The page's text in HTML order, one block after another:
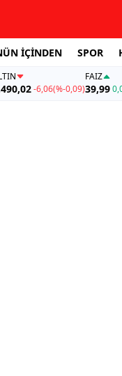
İÇİNDEN SPOR
-6,06(%-0,09)
FAİZ
39,99